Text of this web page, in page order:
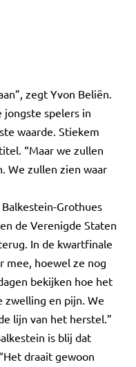
zegt Yvon Beliën.
jongste spelers in
waarde. Stiekem
“Maar we zullen
We zullen zien waar
Grothues
de Verenigde Staten
In de kwartfinale
mee, hoewel ze nog
bekijken hoe het
zwelling en pijn. We
lijn van het herstel.”
is blij dat
draait gewoon